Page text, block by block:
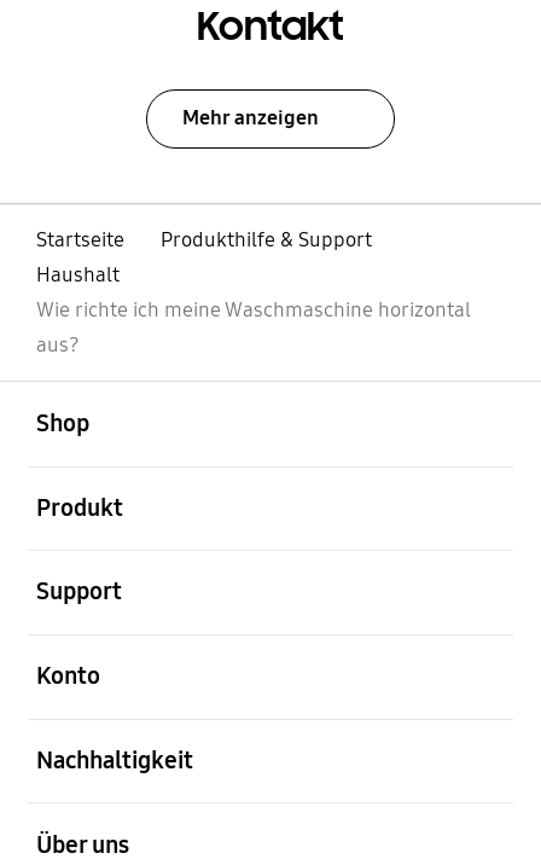
Kontakt
Mehr anzeigen
Startseite
Produkthilfe & Support
Haushalt
Wie richte ich meine Waschmaschine horizontal
aus?
Shop
Produkt
Support
Konto
Nachhaltigkeit
Über uns